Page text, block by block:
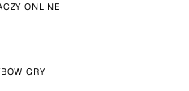
ONLINE
GRY